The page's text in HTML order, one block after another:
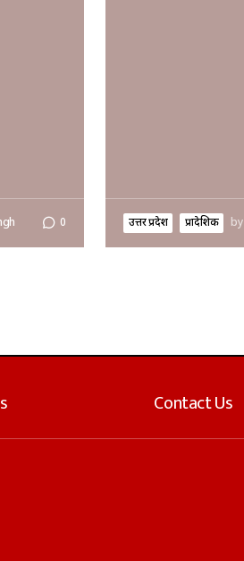
0 उत्तर प्रदेश प्रादेशिक by
Contact Us